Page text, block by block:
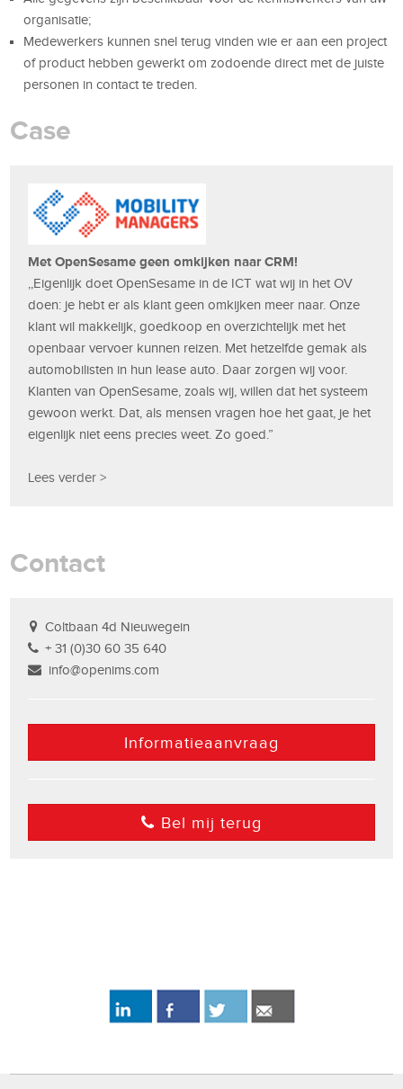
organisatie;
Medewerkers kunnen snel terug vinden wie er aan een project
of product hebben gewerkt om zodoende direct met de juiste
personen in contact te treden.
Case
Met OpenSesame geen omkijken naar CRM!
,,Eigenlijk doet OpenSesame in de ICT wat wij in het OV
doen: je hebt er als klant geen omkijken meer naar. Onze
klant wil makkelijk, goedkoop en overzichtelijk met het
openbaar vervoer kunnen reizen. Met hetzelfde gemak als
automobilisten in hun lease auto. Daar zorgen wij voor.
Klanten van OpenSesame, zoals wij, willen dat het systeem
gewoon werkt. Dat, als mensen vragen hoe het gaat, je het
eigenlijk niet eens precies weet. Zo goed.”
Lees verder >
Contact
Coltbaan 4d Nieuwegein
+ 31 (0)30 60 35 640
info@openims.com
Informatieaanvraag
Bel mij terug